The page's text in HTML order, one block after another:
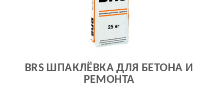
BRS ШПАКЛЁВКА ДЛЯ БЕТОНА И
РЕМОНТА